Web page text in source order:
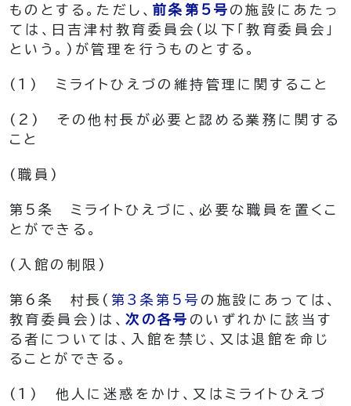
ものとする。 ただし、前条第5号 の施設にあたっ
ては、日吉津村教育委員会 (以下「教育委員会」
という。) が管理を行うものとする。
(1) ミライトひえづの維持管理に関すること
(2)
その他村長が必要と認める業務に関する
こと
(職員)
第5条
ミライトひえづに、必要な職員を置くこ
とができる。
(入館の制限)
第6条 村長 ( 第3条第5号 の施設にあっては、
教育委員会) は、次の各号 のいずれかに該当す
る者については、入館を禁じ、又は退館を命じ
ることができる。
(1)
他人に迷惑をかけ、又はミライトひえづ